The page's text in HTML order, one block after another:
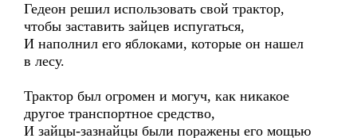
Гедеон решил использовать свой трактор,
чтобы заставить зайцев испугаться,
И наполнил его яблоками, которые он нашел
в лесу.
Трактор был огромен и могуч, как никакое
другое транспортное средство,
И зайцы-зазнайцы были поражены его мощью